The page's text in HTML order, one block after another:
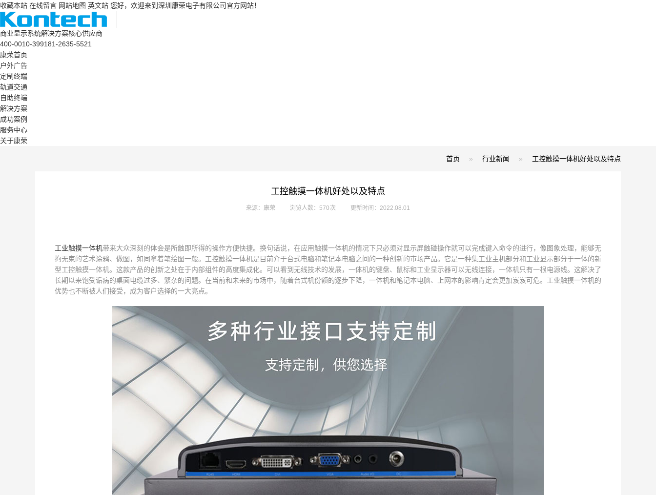
收藏本站 在线留言 网站地图 英文站 您好，欢迎来到深圳康荣电子有限公司官方网站！
商业显示系统解决方案核心供应商
400-0010-399181-2635-5521
康荣首页
户外广告
定制终端
轨道交通
自助终端
解决方案
成功案例
服务中心
关于康荣
首页 » 行业新闻 » 工控触摸一体机好处以及特点
工控触摸一体机好处以及特点
来源：康荣 浏览人数：570 次 更新时间：2022.08.01
工业触摸一体机带来大众深刻的体会是所触即所得的操作方便快捷。换句话说，在应用触摸一体机的情况下只必须对显示屏触碰操作就可以完成键入命令的进行，像图象处理，能够无
拘无束的艺术涂鸦、做图，如同拿着笔绘图一般。工控触摸一体机是目前介于台式电脑和笔记本电脑之间的一种创新的市场产品。它是一种集工业主机部分和工业显示部分于一体的新
型工控触摸一体机。这款产品的创新之处在于内部组件的高度集成化。可以看到无线技术的发展，一体机的键盘、鼠标和工业显示器可以无线连接，一体机只有一根电源线。这解决了
长期以来饱受诟病的桌面电缆过多、繁杂的问题。在当前和未来的市场中，随着台式机份额的逐步下降，一体机和笔记本电脑、上网本的影响肯定会更加岌岌可危。 工业触摸一体机的
优势也不断被人们接受，成为客户选择的一大亮点。